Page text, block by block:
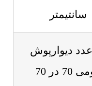
سانتیمتر
20 عدد دیوارپوش
فومی 70 در 70